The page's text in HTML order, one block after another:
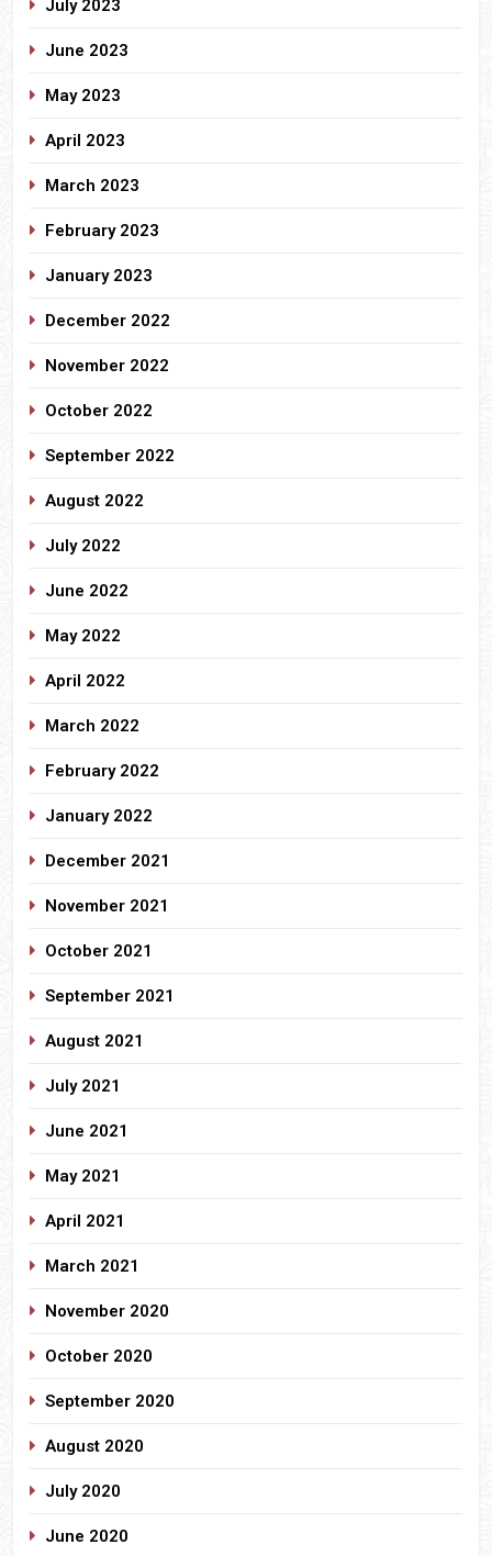
July 2023
June 2023
May 2023
April 2023
March 2023
February 2023
January 2023
December 2022
November 2022
October 2022
September 2022
August 2022
July 2022
June 2022
May 2022
April 2022
March 2022
February 2022
January 2022
December 2021
November 2021
October 2021
September 2021
August 2021
July 2021
June 2021
May 2021
April 2021
March 2021
November 2020
October 2020
September 2020
August 2020
July 2020
June 2020